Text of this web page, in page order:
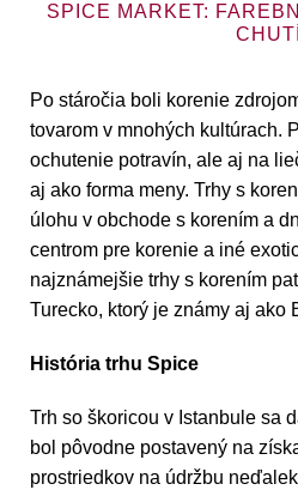
SPICE MARKET:
CHUTÍ
Po stáročia boli korenie
tovarom v mnohých kultúrach.
ochutenie potravín, ale aj na
aj ako forma meny. Trhy s
úlohu v obchode s korením a
centrom pre korenie a iné
najznámejšie trhy s korením
Turecko, ktorý je známy aj ako
História trhu Spice
Trh so škoricou v Istanbule sa
bol pôvodne postavený na
prostriedkov na údržbu